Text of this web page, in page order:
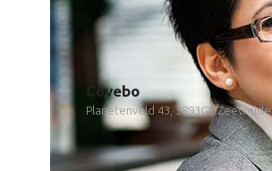
Covebo
Planetenveld 43, 3893GE Zeewolde